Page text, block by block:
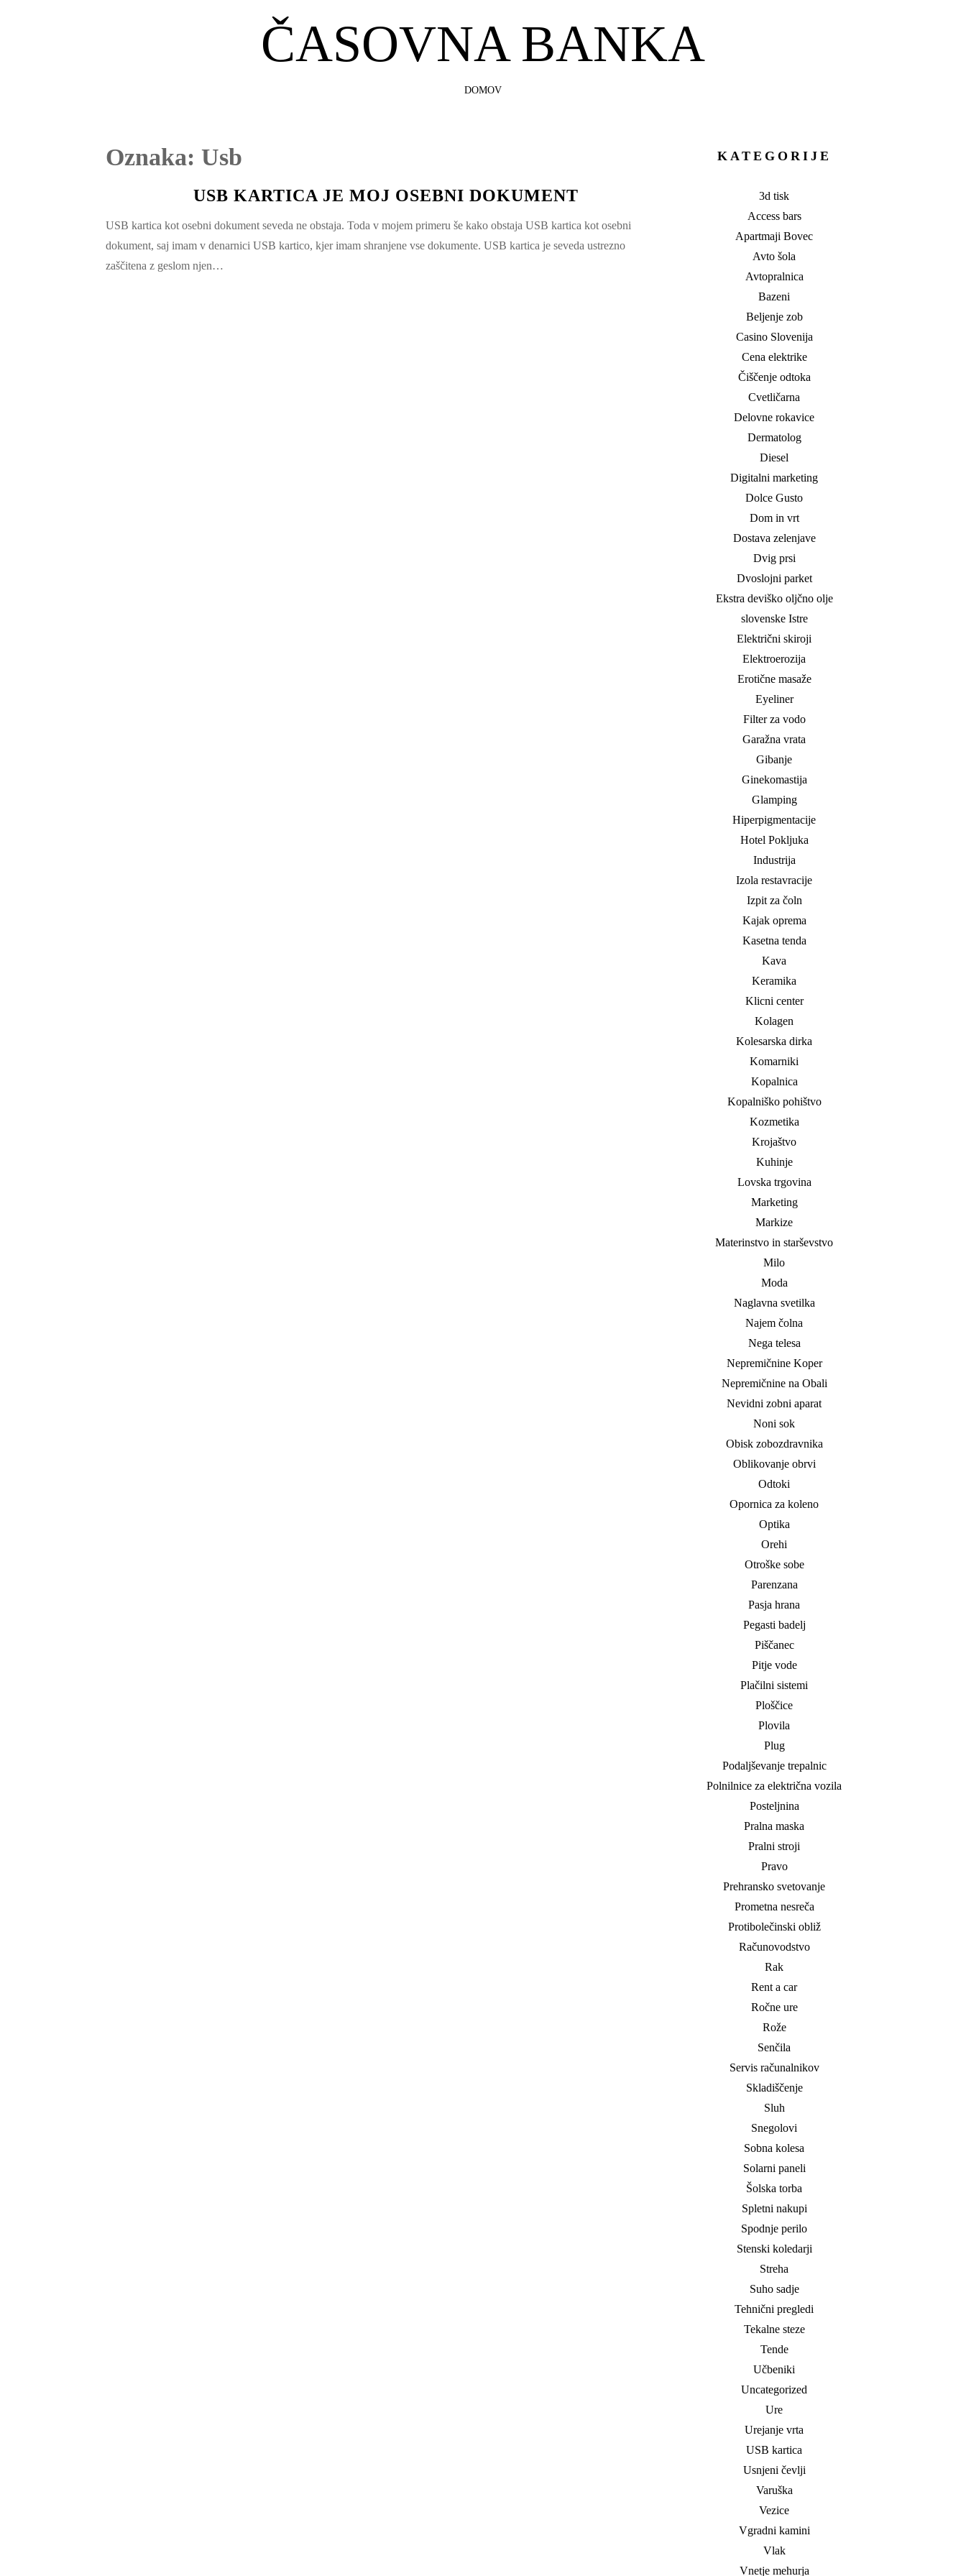
ČASOVNA BANKA
SKIP
DOMOV
Oznaka: Usb
USB KARTICA JE MOJ OSEBNI DOKUMENT
USB kartica kot osebni dokument seveda ne obstaja. Toda v mojem primeru še kako obstaja USB kartica kot osebni
dokument, saj imam v denarnici USB kartico, kjer imam shranjene vse dokumente. USB kartica je seveda ustrezno
zaščitena z geslom njen…
KATEGORIJE
3d tisk
Access bars
Apartmaji Bovec
Avto šola
Avtopralnica
Bazeni
Beljenje zob
Casino Slovenija
Cena elektrike
Čiščenje odtoka
Cvetličarna
Delovne rokavice
Dermatolog
Diesel
Digitalni marketing
Dolce Gusto
Dom in vrt
Dostava zelenjave
Dvig prsi
Dvoslojni parket
Ekstra deviško oljčno olje
slovenske Istre
Električni skiroji
Elektroerozija
Erotične masaže
Eyeliner
Filter za vodo
Garažna vrata
Gibanje
Ginekomastija
Glamping
Hiperpigmentacije
Hotel Pokljuka
Industrija
Izola restavracije
Izpit za čoln
Kajak oprema
Kasetna tenda
Kava
Keramika
Klicni center
Kolagen
Kolesarska dirka
Komarniki
Kopalnica
Kopalniško pohištvo
Kozmetika
Krojaštvo
Kuhinje
Lovska trgovina
Marketing
Markize
Materinstvo in starševstvo
Milo
Moda
Naglavna svetilka
Najem čolna
Nega telesa
Nepremičnine Koper
Nepremičnine na Obali
Nevidni zobni aparat
Noni sok
Obisk zobozdravnika
Oblikovanje obrvi
Odtoki
Opornica za koleno
Optika
Orehi
Otroške sobe
Parenzana
Pasja hrana
Pegasti badelj
Piščanec
Pitje vode
Plačilni sistemi
Ploščice
Plovila
Plug
Podaljševanje trepalnic
Polnilnice za električna vozila
Posteljnina
Pralna maska
Pralni stroji
Pravo
Prehransko svetovanje
Prometna nesreča
Protibolečinski obliž
Računovodstvo
Rak
Rent a car
Ročne ure
Rože
Senčila
Servis računalnikov
Skladiščenje
Sluh
Snegolovi
Sobna kolesa
Solarni paneli
Šolska torba
Spletni nakupi
Spodnje perilo
Stenski koledarji
Streha
Suho sadje
Tehnični pregledi
Tekalne steze
Tende
Učbeniki
Uncategorized
Ure
Urejanje vrta
USB kartica
Usnjeni čevlji
Varuška
Vezice
Vgradni kamini
Vlak
Vnetje mehurja